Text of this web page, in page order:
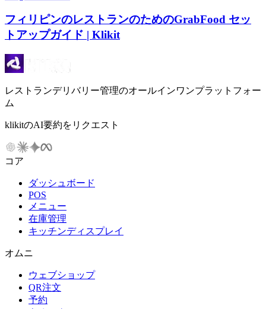
フィリピンのレストランのためのGrabFood セッ
トアップガイド | Klikit
レストランデリバリー管理のオールインワンプラットフォー
ム
klikitのAI要約をリクエスト
コア
ダッシュボード
POS
メニュー
在庫管理
キッチンディスプレイ
オムニ
ウェブショップ
QR注文
予約